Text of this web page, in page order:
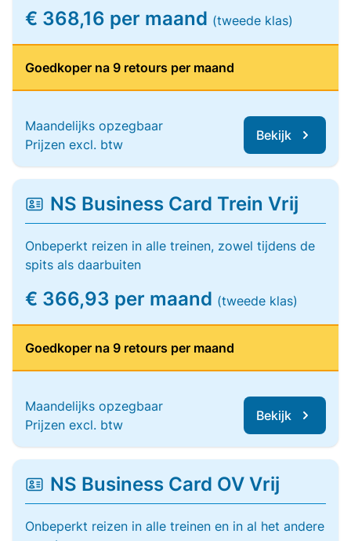
€ 368,16 per maand (tweede klas)
Goedkoper na 9 retours per maand
Maandelijks opzegbaar
Prijzen excl. btw
Bekijk
NS Business Card Trein Vrij
Onbeperkt reizen in alle treinen, zowel tijdens de
spits als daarbuiten
€ 366,93 per maand (tweede klas)
Goedkoper na 9 retours per maand
Maandelijks opzegbaar
Prijzen excl. btw
Bekijk
NS Business Card OV Vrij
Onbeperkt reizen in alle treinen en in al het andere